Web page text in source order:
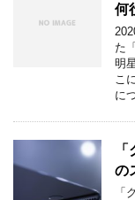
何
た
明
こ
に
の
「